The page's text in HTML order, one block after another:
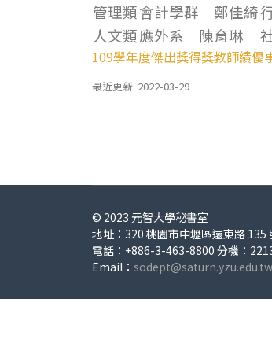
管理類會計學群 鄭佳綺
人文類應外系 陳育琳
109學年度傑出獎得獎教師績優
最近更新: 2022-03-29
© 2023 元智大學秘書室
地址：320 桃園市中壢區遠東路 135
電話：+886-3-463-8800 分機：
Email： sodept@saturn.yzu.edu.tw